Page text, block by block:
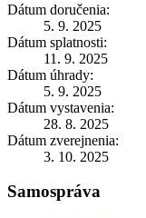
Dátum doručenia:
5. 9. 2025
Dátum splatnosti:
11. 9. 2025
Dátum úhrady:
5. 9. 2025
Dátum vystavenia:
28. 8. 2025
Dátum zverejnenia:
3. 10. 2025
Samospráva